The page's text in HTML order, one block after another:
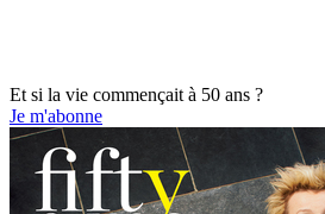
Et si la vie commençait à 50 ans ?
Je m'abonne